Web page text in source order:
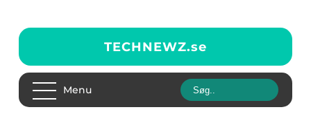
TECHNEWZ.se
Menu